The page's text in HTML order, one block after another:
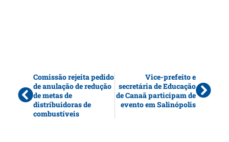
Comissão rejeita pedido
de anulação de redução
de metas de
distribuidoras de
combustíveis
Vice-prefeito e
secretária de Educação
de Canaã participam de
evento em Salinópolis